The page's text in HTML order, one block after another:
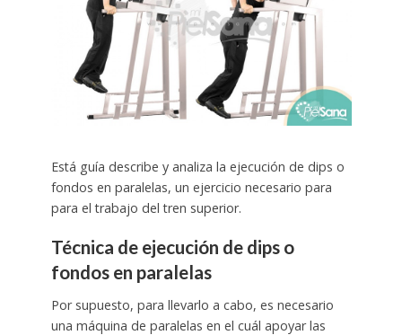
Está guía describe y analiza la ejecución de dips o
fondos en paralelas, un ejercicio necesario para
para el trabajo del tren superior.
Técnica de ejecución de dips o
fondos en paralelas
Por supuesto, para llevarlo a cabo, es necesario
una máquina de paralelas en el cuál apoyar las